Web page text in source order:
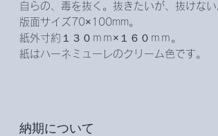
自らの、毒を抜く。抜きたいが、抜けない
版面サイズ70×100mm。
紙外寸約１３０ｍｍ×１６０ｍｍ。
紙はハーネミューレのクリーム色です。
納期について